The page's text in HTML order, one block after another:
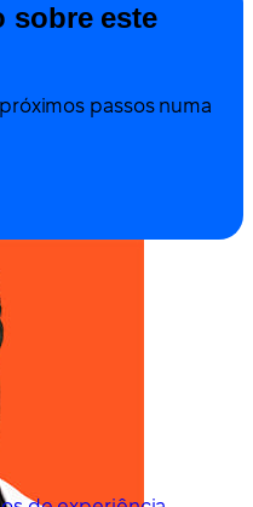
sobre este
passos numa